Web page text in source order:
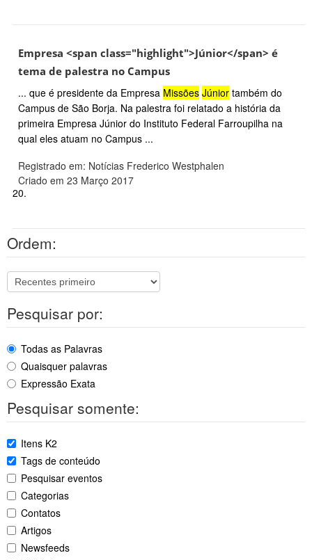
Empresa <span class="highlight">Júnior</span> é
tema de palestra no Campus
... que é presidente da Empresa Missões Júnior também do
Campus de São Borja. Na palestra foi relatado a história da
primeira Empresa Júnior do Instituto Federal Farroupilha na
qual eles atuam no Campus ...
Registrado em: Notícias Frederico Westphalen
Criado em 23 Março 2017
20.
Ordem:
Pesquisar por:
Todas as Palavras
Quaisquer palavras
Expressão Exata
Pesquisar somente:
Itens K2
Tags de conteúdo
Pesquisar eventos
Categorias
Contatos
Artigos
Newsfeeds